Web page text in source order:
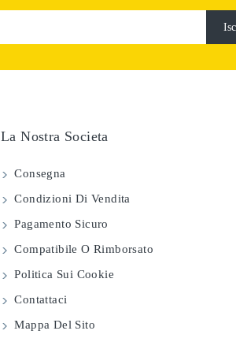
La Nostra Societa
Consegna
Condizioni Di Vendita
Pagamento Sicuro
Compatibile O Rimborsato
Politica Sui Cookie
Contattaci
Mappa Del Sito